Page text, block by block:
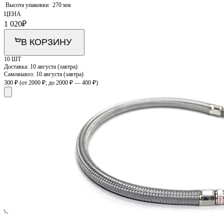
Высота упаковки 270 мм
ЦЕНА
1 020₽
В КОРЗИНУ
10 ШТ
Доставка: 10 августа (завтра)
Самовывоз: 10 августа (завтра)
300 ₽ (от 2000 ₽; до 2000 ₽ — 400 ₽)